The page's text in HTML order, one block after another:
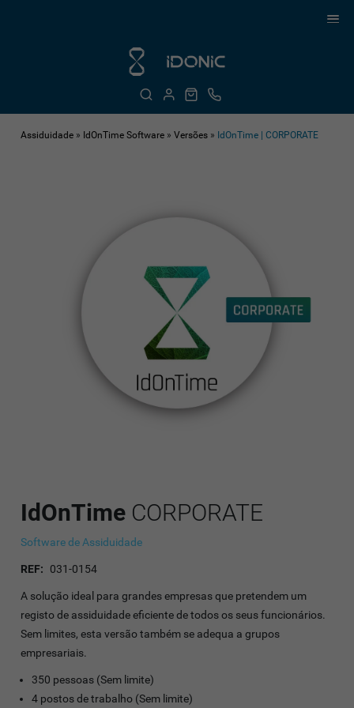
Assiduidade » IdOnTime Software »Versões » IdOnTime | CORPORATE
IdOnTime CORPORATE
Software de Assiduidade
REF: 031-0154
A solução ideal para grandes empresas que pretendem um
registo de assiduidade eficiente de todos os seus funcionários.
Sem limites, esta versão também se adequa a grupos
empresariais.
350 pessoas (Sem limite)
4 postos de trabalho (Sem limite)